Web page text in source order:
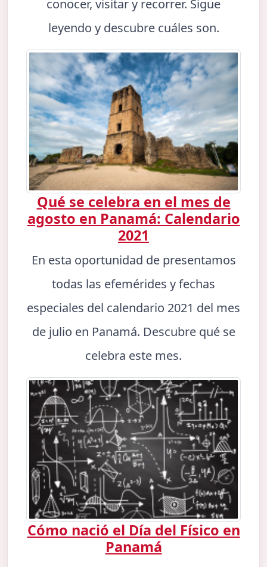
conocer, visitar y recorrer. Sigue
leyendo y descubre cuáles son.
Qué se celebra en el mes de
agosto en Panamá: Calendario
2021
En esta oportunidad de presentamos
todas las efemérides y fechas
especiales del calendario 2021 del mes
de julio en Panamá. Descubre qué se
celebra este mes.
Cómo nació el Día del Físico en
Panamá